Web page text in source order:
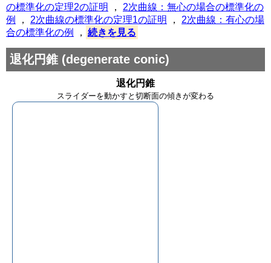
の標準化の定理2の証明
， 2次曲線：無心の場合の標準化の
例
， 2次曲線の標準化の定理1の証明 ， 2次曲線：有心の場
合の標準化の例
， 続きを見る
退化円錐 (degenerate conic)
退化円錐
スライダーを動かすと切断面の傾きが変わる